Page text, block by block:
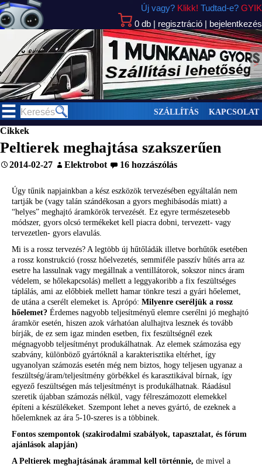
0 db | regisztráció | bejelentkezés
Új vagy? Klikk! Tudtad-e? GYIK
>
SZÁLLÍTÁS KAPCSOLAT
Cikkek
Peltierek meghajtása szakszerűen
2014-02-27 Elektrobot 16 hozzászólás
Úgy tűnik napjainkban a kész eszközök tervezésében egyáltalán nem
tartják be (vagy talán szándékosan a gyors meghibásodás miatt) a
“helyes” meghajtó áramkörök tervezését. Ez egyre természetesebb
módszer, gyors olcsó termékeket kell piacra dobni, tervezett- vagy
tervezetlen- gyors elavulás.
Mi is a rossz tervezés? A legtöbb új hűtőládák illetve borhűtők esetében
a rossz konstrukció (rossz hőelvezetés, semmiféle passzív hűtés arra az
esetre ha lassulnak vagy megállnak a ventillátorok, sokszor nincs áram
védelem, se hőlekapcsolás) mellett a leggyakoribb a fix feszültséges
táplálás, ami az előbbiek mellett hamar tönkre teszi a gyári hőelemet,
de utána a cserélt elemeket is. Aprópó: Milyenre cseréljük a rossz
hőelemet? Érdemes nagyobb teljesítményű elemre cserélni jó meghajtó
áramkör esetén, hiszen azok várhatóan alulhajtva lesznek és tovább
bírják, de ez sem igaz minden esetben, fix feszültségnél ezek
mégnagyobb teljesítményt produkálhatnak. Az elemek számozása egy
szabvány, különböző gyártóknál a karakterisztika eltérhet, így
ugyanolyan számozás esetén még nem biztos, hogy teljesen ugyanaz a
feszültség/áram/teljesítmény görbékkel és karasztikával bírnak, így
egyező feszültségen más teljesítményt is produkálhatnak. Ráadásul
szeretik újabban számozás nélkül, vagy félreszámozott elemekkel
építeni a készülékeket. Szempont lehet a neves gyártó, de ezeknek a
hőelemknek az ára 5-10-szeres is a többinek.
Fontos szempontok (szakirodalmi szabályok, tapasztalat, és fórum
ajánlások alapján)
A Peltierek meghajtásának árammal kell történnie, de mivel a